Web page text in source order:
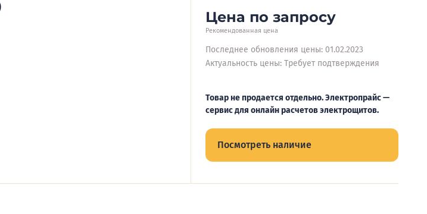
Цена по запросу
Рекомендованная цена
Последнее обновления цены: 01.02.2023
Актуальность цены: Требует подтверждения
Товар не продается отдельно. Электропрайс —
сервис для онлайн расчетов электрощитов.
Посмотреть наличие